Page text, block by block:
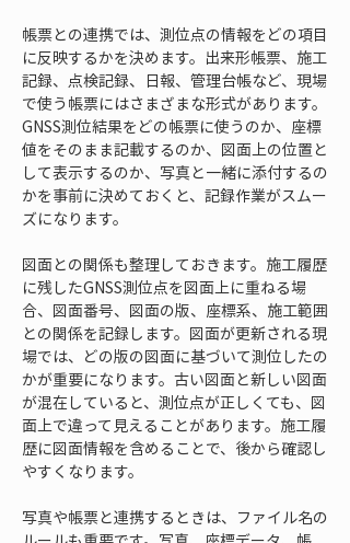
帳票との連携では、測位点の情報をどの項目
に反映するかを決めます。出来形帳票、施工
記録、点検記録、日報、管理台帳など、現場
で使う帳票にはさまざまな形式があります。
GNSS測位結果をどの帳票に使うのか、座標
値をそのまま記載するのか、図面上の位置と
して表示するのか、写真と一緒に添付するの
かを事前に決めておくと、記録作業がスムー
ズになります。
図面との関係も整理しておきます。施工履歴
に残したGNSS測位点を図面上に重ねる場
合、図面番号、図面の版、座標系、施工範囲
との関係を記録します。図面が更新される現
場では、どの版の図面に基づいて測位したの
かが重要になります。古い図面と新しい図面
が混在していると、測位点が正しくても、図
面上で違って見えることがあります。施工履
歴に図面情報を含めることで、後から確認し
やすくなります。
写真や帳票と連携するときは、ファイル名の